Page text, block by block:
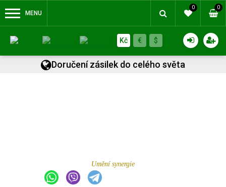
MENU
0 0
Kč € $
Doručení zásilek do celého světa
Umění synergie